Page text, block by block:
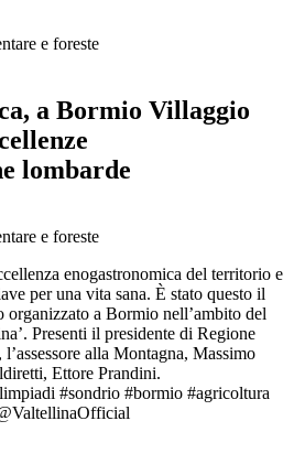
e foreste
a Bormio Villaggio
lombarde
e foreste
enogastronomica del territorio e
per una vita sana. È stato questo il
organizzato a Bormio nell’ambito del
Presenti il presidente di Regione
alla Montagna, Massimo
Ettore Prandini.
#sondrio #bormio #agricoltura